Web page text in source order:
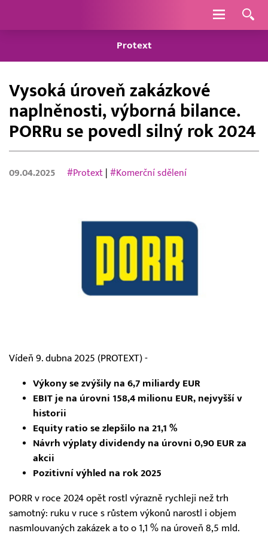
Navigace
Protext
Vysoká úroveň zakázkové
naplněnosti, výborná bilance.
PORRu se povedl silný rok 2024
09.04.2025 #Protext |#Komerční sdělení
Vídeň 9. dubna 2025 (PROTEXT) -
Výkony se zvýšily na 6,7 miliardy EUR
EBIT je na úrovni 158,4 milionu EUR, nejvyšší v
historii
Equity ratio se zlepšilo na 21,1 %
Návrh výplaty dividendy na úrovni 0,90 EUR za
akcii
Pozitivní výhled na rok 2025
PORR v roce 2024 opět rostl výrazně rychleji než trh
samotný: ruku v ruce s růstem výkonů narostl i objem
nasmlouvaných zakázek a to o 1,1 % na úroveň 8,5 mld.